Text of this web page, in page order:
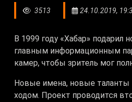
3513 24.10.2019,
В 1999 году «Хабар»
главным информационным
камер, чтобы зритель мог
Новые имена, новые таланты
ходом. Проект проводится